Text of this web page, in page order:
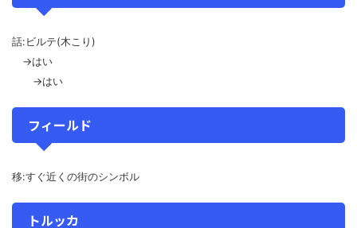
話:ビルテ(木こり)
→はい
→はい
フィールド
移:すぐ近くの街のシンボル
トルッカ